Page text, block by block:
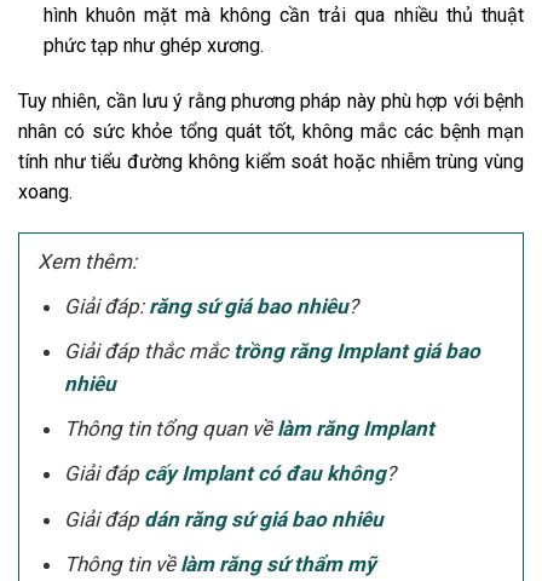
hình khuôn mặt mà không cần trải qua nhiều thủ thuật
phức tạp như ghép xương.
Tuy nhiên, cần lưu ý rằng phương pháp này phù hợp với bệnh
nhân có sức khỏe tổng quát tốt, không mắc các bệnh mạn
tính như tiểu đường không kiểm soát hoặc nhiễm trùng vùng
xoang.
Xem thêm:
Giải đáp: răng sứ giá bao nhiêu?
Giải đáp thắc mắc trồng răng Implant giá bao
nhiêu
Thông tin tổng quan về làm răng Implant
Giải đáp cấy Implant có đau không?
Giải đáp dán răng sứ giá bao nhiêu
Thông tin về làm răng sứ thẩm mỹ